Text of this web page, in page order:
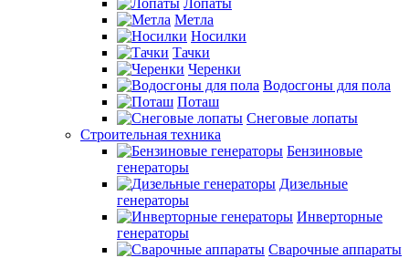
Лопаты
Метла
Носилки
Тачки
Черенки
Водосгоны для пола
Поташ
Снеговые лопаты
Строительная техника
Бензиновые
генераторы
Дизельные
генераторы
Инверторные
генераторы
Сварочные аппараты